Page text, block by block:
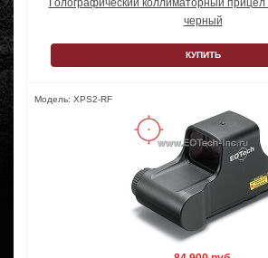
Голографический коллиматорный
черный
КУПИТЬ
Модель: XPS2-RF